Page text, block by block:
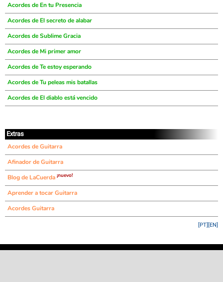
Acordes de En tu Presencia
Acordes de El secreto de alabar
Acordes de Sublime Gracia
Acordes de Mi primer amor
Acordes de Te estoy esperando
Acordes de Tu peleas mis batallas
Acordes de El diablo está vencido
Extras
Acordes de Guitarra
Afinador de Guitarra
Blog de LaCuerda ¡nuevo!
Aprender a tocar Guitarra
Acordes Guitarra
[EN]
[PT]